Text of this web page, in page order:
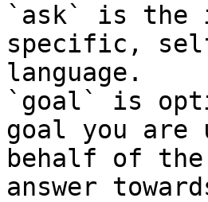
`ask` is the
specific,
language.
`goal` is
goal you
behalf of
answer